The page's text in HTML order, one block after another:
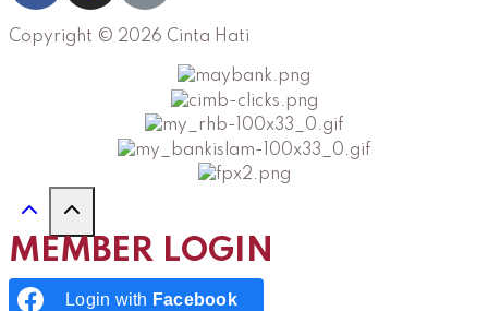
Copyright © 2026 Cinta Hati
MEMBER LOGIN
Login with Facebook